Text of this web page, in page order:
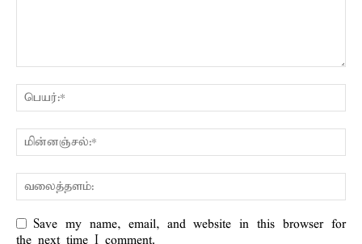
Save my name, email, and website in this browser for
the next time I comment.